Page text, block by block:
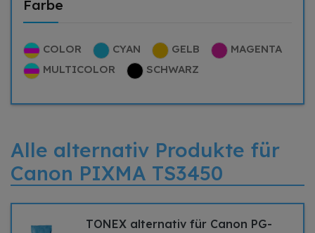
Farbe
COLOR CYAN GELB
MAGENTA
MULTICOLOR
SCHWARZ
Alle alternativ Produkte für
Canon PIXMA TS3450
TONEX alternativ für Canon PG-